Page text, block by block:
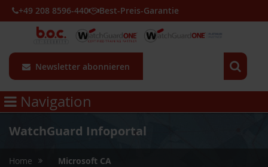
Newsletter abonnieren
+49 208 8596-440 Best-Preis-Garantie
Navigation
WatchGuard Infoportal
Home Microsoft CA